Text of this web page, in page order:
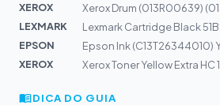
XEROX
LEXMARK
EPSON
Epson Ink (C13T26344010)
XEROX
DICA DO GUIA